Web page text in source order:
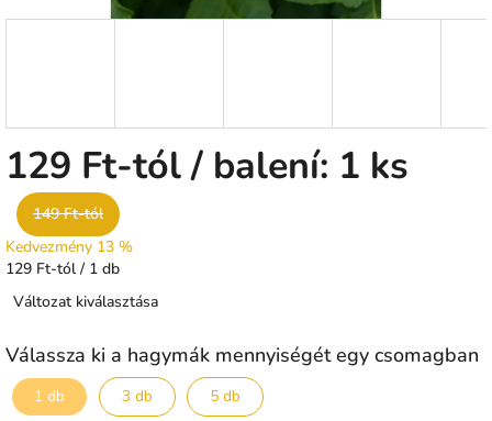
129 Ft-tól/ balení: 1 ks
149 Ft-tól
Kedvezmény 13 %
Egységár:
129 Ft-tól / 1 db
Változat kiválasztása
Válassza ki a hagymák mennyiségét egy csomagban
1 db 3 db 5 db